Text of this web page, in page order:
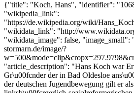
{"title": "Koch, Hans", "identifier":
"wikipedia_link":
"https://de.wikipedia.org/wiki/
"wikidata_link": "http://
"wikidata_image": false, "image_small":
stormarn.de/image/?
"article_description": "Hans Koch war
Gr\u00fcnder der in Bad Oldesloe
der deutschen Jugendbewegung gilt er